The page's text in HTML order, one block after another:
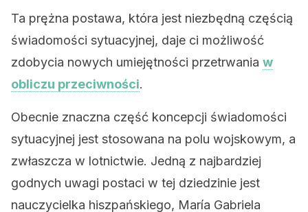
Ta prężna postawa, która jest niezbędną częścią
świadomości sytuacyjnej, daje ci możliwość
zdobycia nowych umiejętności przetrwania w
obliczu przeciwności.
Obecnie znaczna część koncepcji świadomości
sytuacyjnej jest stosowana na polu wojskowym, a
zwłaszcza w lotnictwie. Jedną z najbardziej
godnych uwagi postaci w tej dziedzinie jest
nauczycielka hiszpańskiego, María Gabriela